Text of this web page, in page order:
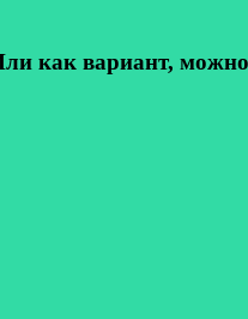
вариант, можно